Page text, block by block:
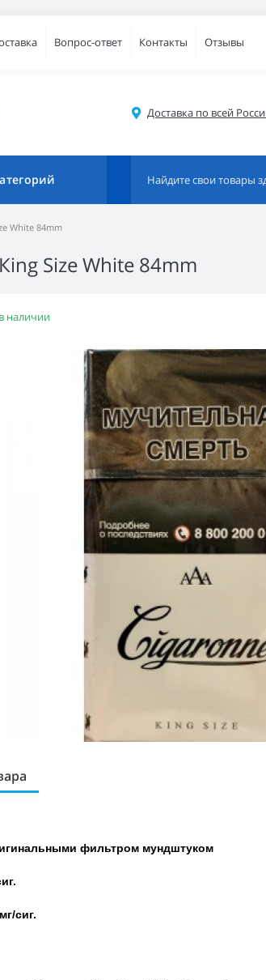
Вопрос-ответ Контакты Отзывы
Доставка по всей
White 84mm
Size White 84mm
наличии
фильтром мундштуком
сиг.